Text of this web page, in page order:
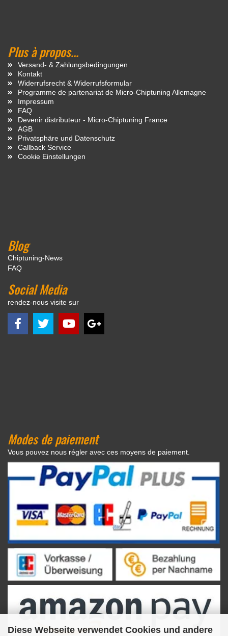
Diese Webseite verwendet Cookies und andere
Plus à propos...
Versand- & Zahlungsbedingungen
Kontakt
Widerrufsrecht & Widerrufsformular
Programme de partenariat de Micro-Chiptuning Allemagne
Impressum
FAQ
Devenir distributeur - Micro-Chiptuning France
AGB
Privatsphäre und Datenschutz
Callback Service
Cookie Einstellungen
Blog
Chiptuning-News
FAQ
Social Media
rendez-nous visite sur
Modes de paiement
Vous pouvez nous régler avec ces moyens de paiement.